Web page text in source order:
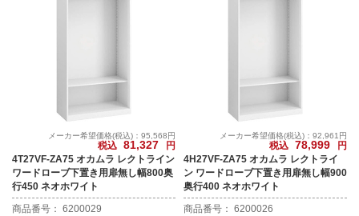
メーカー希望価格(税込)：95,568円
税込 81,327
円
4T27VF-ZA75 オカムラ レクトライン
ワードローブ下置き用扉無し幅800奥
行450 ネオホワイト
商品番号： 6200029
メーカー希望価格(税込)：92,961円
税込 78,999
円
4H27VF-ZA75 オカムラ レクトライ
ン ワードローブ下置き用扉無し幅900
奥行400 ネオホワイト
商品番号： 6200026